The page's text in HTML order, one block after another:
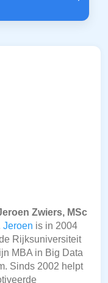
Zwiers, MSc
Jeroen is in 2004
Rijksuniversiteit
MBA in Big Data
Sinds 2002 helpt